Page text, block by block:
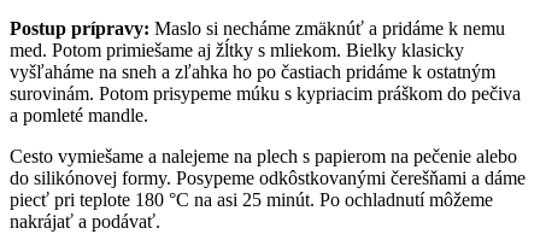
Postup prípravy: Maslo si necháme zmäknúť a pridáme k nemu
med. Potom primiešame aj žĺtky s mliekom. Bielky klasicky
vyšľaháme na sneh a zľahka ho po častiach pridáme k ostatným
surovinám. Potom prisypeme múku s kypriacim práškom do pečiva
a pomleté mandle.
Cesto vymiešame a nalejeme na plech s papierom na pečenie alebo
do silikónovej formy. Posypeme odkôstkovanými čerešňami a dáme
piecť pri teplote 180 °C na asi 25 minút. Po ochladnutí môžeme
nakrájať a podávať.